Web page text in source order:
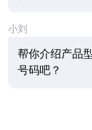
小刘
帮你介绍产品
号码吧？